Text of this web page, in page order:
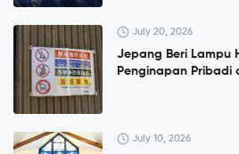
July 20, 2026
Jepang Beri Lampu
Penginapan Pribadi
July 10, 2026